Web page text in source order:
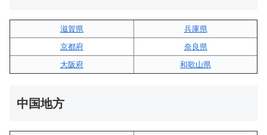
滋賀県
兵庫県
京都府
奈良県
大阪府
和歌山県
中国地方